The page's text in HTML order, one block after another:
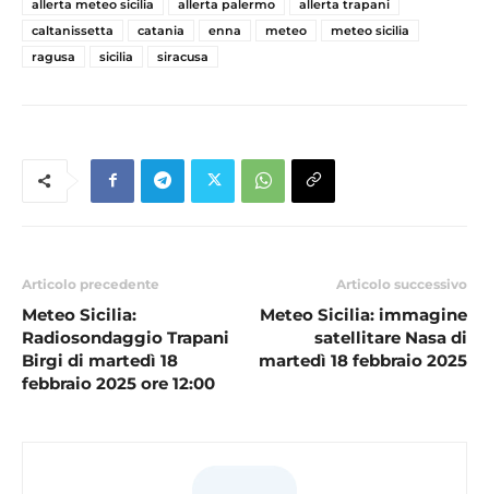
allerta meteo sicilia
allerta palermo
allerta trapani
caltanissetta
catania enna meteo
meteo sicilia
ragusa
sicilia siracusa
Articolo precedente
Meteo Sicilia:
Radiosondaggio Trapani
Birgi di martedì 18
febbraio 2025 ore 12:00
Articolo successivo
Meteo Sicilia: immagine
satellitare Nasa di
martedì 18 febbraio 2025